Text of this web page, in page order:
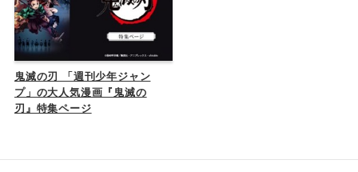
鬼滅の刃 「週刊少年ジャン
プ」の大人気漫画『鬼滅の
刃』特集ページ